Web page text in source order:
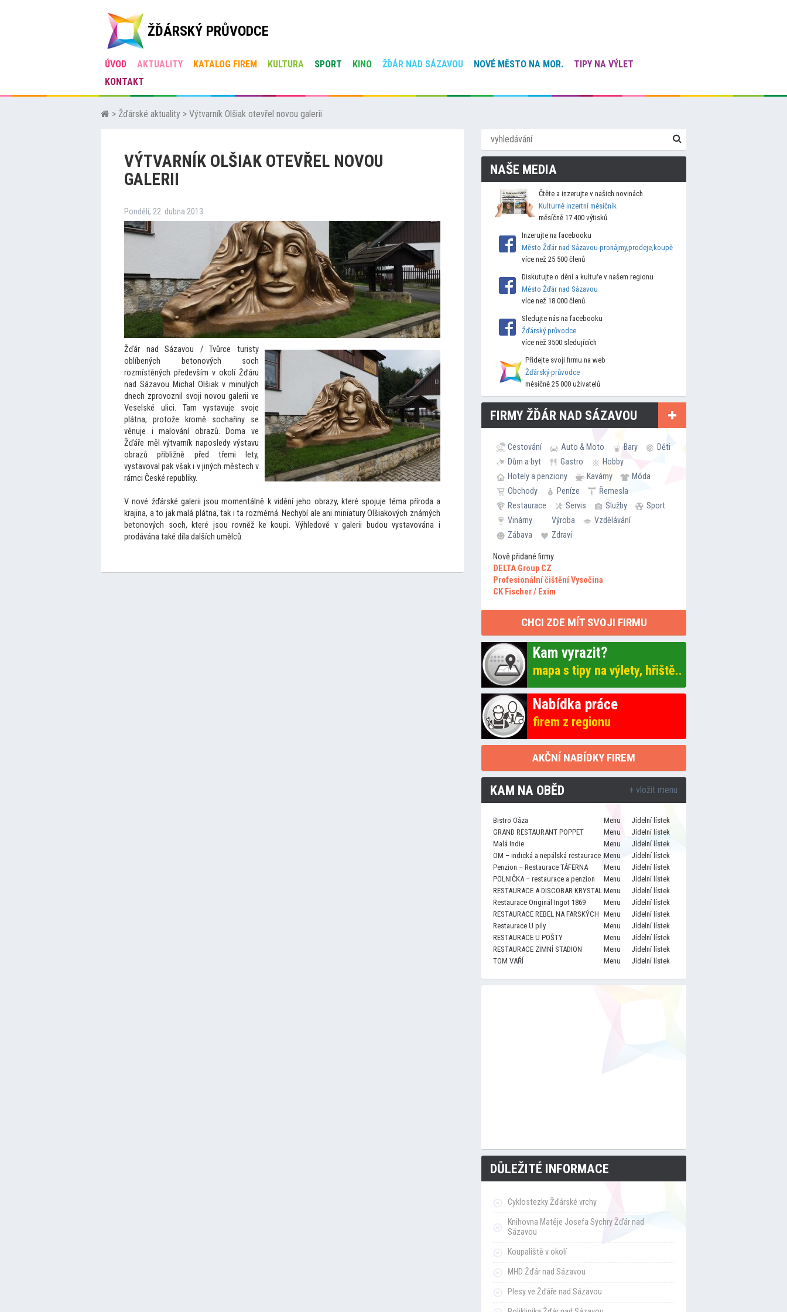
ŽĎÁRSKÝ PRŮVODCE
ÚVOD AKTUALITY KATALOG FIREM KULTURA SPORT KINO ŽĎÁR NAD SÁZAVOU NOVÉ MĚSTO NA MOR.
TIPY NA VÝLET
KONTAKT
> Žďárské aktuality > Výtvarník Olšiak otevřel novou galerii
VÝTVARNÍK OLŠIAK OTEVŘEL NOVOU
GALERII
Pondělí, 22. dubna 2013
Žďár nad Sázavou / Tvůrce turisty
oblíbených betonových soch
rozmístěných především v okolí Žďáru
nad Sázavou Michal Olšiak v minulých
dnech zprovoznil svoji novou galerii ve
Veselské ulici. Tam vystavuje svoje
plátna, protože kromě sochařiny se
věnuje i malování obrazů. Doma ve
Žďáře měl výtvarník naposledy výstavu
obrazů přibližně před třemi lety,
vystavoval pak však i v jiných městech v
rámci České republiky.
V nové žďárské galerii jsou momentálně k vidění jeho obrazy, které spojuje téma příroda a
krajina, ato jak malá plátna, tak i ta rozměrná. Nechybí ale ani miniatury Olšiakových známých
betonových soch, které jsou rovněž ke koupi. Výhledově v galerii budou vystavována i
prodávána také díla dalších umělců.
NAŠE MEDIA
Čtěte a inzerujte v našich novinách
Kulturně inzertní měsíčník
měsíčně 17 400 výtisků
Inzerujte na facebooku
Město Žďár nad Sázavou-pronájmy,prodeje,koupě
více než 25 500 členů
Diskutujte o dění a kultuře v našem regionu
Město Žďár nad Sázavou
více než 18 000 členů
Sledujte nás na facebooku
Žďárský průvodce
více než 3500 sledujících
Přidejte svoji firmu na web
Žďárský průvodce
měsíčně 25 000 uživatelů
FIRMY ŽĎÁR NAD SÁZAVOU
Cestování Auto & Moto Bary
Děti
Dům a byt
Gastro
Hobby
Hotely a penziony
Kavárny
Móda
Obchody
Peníze
Řemesla
Restaurace
Servis Služby
Sport
Vinárny
Výroba
Vzdělávání
Zábava
Zdraví
Nově přidané firmy
DELTA Group CZ
Profesionální čištění Vysočina
CK Fischer / Exim
CHCI ZDE MÍT SVOJI FIRMU
Kam vyrazit?
mapa s tipy na výlety, hřiště..
Nabídka práce
firem z regionu
AKČNÍ NABÍDKY FIREM
KAM NA OBĚD + vložit menu
Bistro Oáza Menu
Jídelní lístek
GRAND RESTAURANT POPPET
Menu
Jídelní lístek
Malá Indie
Menu
Jídelní lístek
OM – indická a nepálská restaurace Menu
Jídelní lístek
Penzion – Restaurace TÁFERNA
Menu
Jídelní lístek
POLNIČKA – restaurace a penzion
Menu
Jídelní lístek
RESTAURACE A DISCOBAR KRYSTAL Menu
Jídelní lístek
Restaurace Originál Ingot 1869
Menu
Jídelní lístek
RESTAURACE REBEL NA FARSKÝCH Menu
Jídelní lístek
Restaurace U pily
Menu
Jídelní lístek
RESTAURACE U POŠTY
Menu
Jídelní lístek
RESTAURACE ZIMNÍ STADION
Menu
Jídelní lístek
TOM VAŘÍ
Menu Jídelní lístek
DŮLEŽITÉ INFORMACE
Cyklostezky Žďárské vrchy
Knihovna Matěje Josefa Sychry Žďár nad
Sázavou
Koupaliště v okolí
MHD Žďár nad Sázavou
Plesy ve Žďáře nad Sázavou